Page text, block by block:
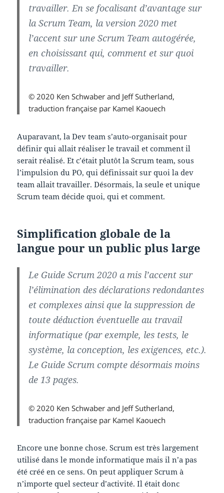
travailler. En se focalisant d’avantage sur
la Scrum Team, la version 2020 met
l’accent sur une Scrum Team autogérée,
en choisissant qui, comment et sur quoi
travailler.
© 2020 Ken Schwaber and Jeff Sutherland,
traduction française par Kamel Kaouech
Auparavant, la Dev team s’auto-organisait pour
définir qui allait réaliser le travail et comment il
serait réalisé. Et c’était plutôt la Scrum team, sous
l’impulsion du PO, qui définissait sur quoi la dev
team allait travailler. Désormais, la seule et unique
Scrum team décide quoi, qui et comment.
Simplification globale de la
langue pour un public plus large
Le Guide Scrum 2020 a mis l’accent sur
l’élimination des déclarations redondantes
et complexes ainsi que la suppression de
toute déduction éventuelle au travail
informatique (par exemple, les tests, le
système, la conception, les exigences, etc.).
Le Guide Scrum compte désormais moins
de 13 pages.
© 2020 Ken Schwaber and Jeff Sutherland,
traduction française par Kamel Kaouech
Encore une bonne chose. Scrum est très largement
utilisé dans le monde informatique mais il n’a pas
été créé en ce sens. On peut appliquer Scrum à
n’importe quel secteur d’activité. Il était donc